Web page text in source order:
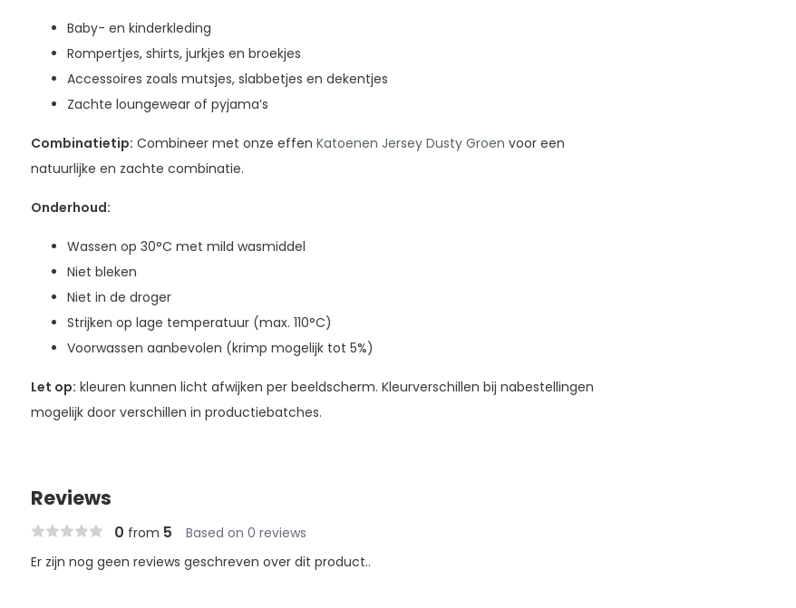
Baby- en kinderkleding
Rompertjes, shirts, jurkjes en broekjes
Accessoires zoals mutsjes, slabbetjes en dekentjes
Zachte loungewear of pyjama’s
Combinatietip: Combineer met onze effen Katoenen Jersey Dusty Groen voor een
natuurlijke en zachte combinatie.
Onderhoud:
Wassen op 30°C met mild wasmiddel
Niet bleken
Niet in de droger
Strijken op lage temperatuur (max. 110°C)
Voorwassen aanbevolen (krimp mogelijk tot 5%)
Let op: kleuren kunnen licht afwijken per beeldscherm. Kleurverschillen bij nabestellingen
mogelijk door verschillen in productiebatches.
Reviews
0 from 5 Based on 0 reviews
Er zijn nog geen reviews geschreven over dit product..